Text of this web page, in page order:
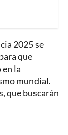
2025 se
que
la
mundial.
que buscarán